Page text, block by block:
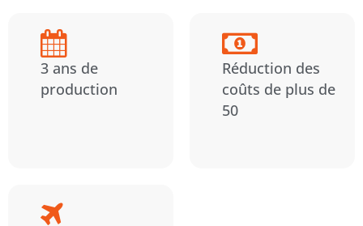
3 ans de
production
Réduction des
coûts de plus de
50